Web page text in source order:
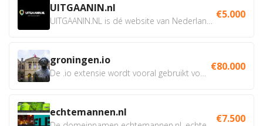
UITGAANIN.nl €5.000
groningen.io €80.000
echtemannen.nl €7.500